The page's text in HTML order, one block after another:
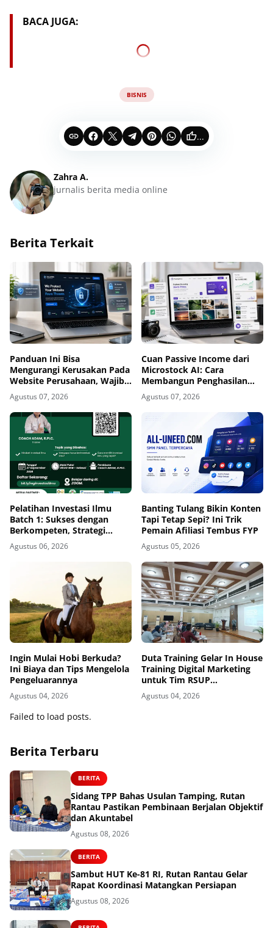
BACA JUGA:
BISNIS
...
Zahra A.
jurnalis berita media online
Berita Terkait
Panduan Ini Bisa
Mengurangi Kerusakan Pada
Website Perusahaan, Wajib
Diterapkan Sebelum
Terlambat
Agustus 07, 2026
Cuan Passive Income dari
Microstock AI: Cara
Membangun Penghasilan
Jangka Panjang di Era
Kecerdasan Buatan
Agustus 07, 2026
Pelatihan Investasi Ilmu
Batch 1: Sukses dengan
Berkompeten, Strategi
Meningkatkan Daya Saing di
Era AI dan Persaingan Global
Agustus 06, 2026
Banting Tulang Bikin Konten
Tapi Tetap Sepi? Ini Trik
Pemain Afiliasi Tembus FYP
Agustus 05, 2026
Ingin Mulai Hobi Berkuda?
Ini Biaya dan Tips Mengelola
Pengeluarannya
Agustus 04, 2026
Duta Training Gelar In House
Training Digital Marketing
untuk Tim RSUP
Persahabatan
Agustus 04, 2026
Failed to load posts.
Berita Terbaru
BERITA
Sidang TPP Bahas Usulan Tamping, Rutan
Rantau Pastikan Pembinaan Berjalan Objektif
dan Akuntabel
Agustus 08, 2026
BERITA
Sambut HUT Ke-81 RI, Rutan Rantau Gelar
Rapat Koordinasi Matangkan Persiapan
Agustus 08, 2026